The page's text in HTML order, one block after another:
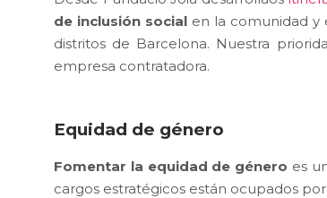
de inclusión social en la comunidad y
distritos de Barcelona. Nuestra
empresa contratadora.
Equidad de género
Fomentar la equidad de género es
cargos estratégicos están ocupados